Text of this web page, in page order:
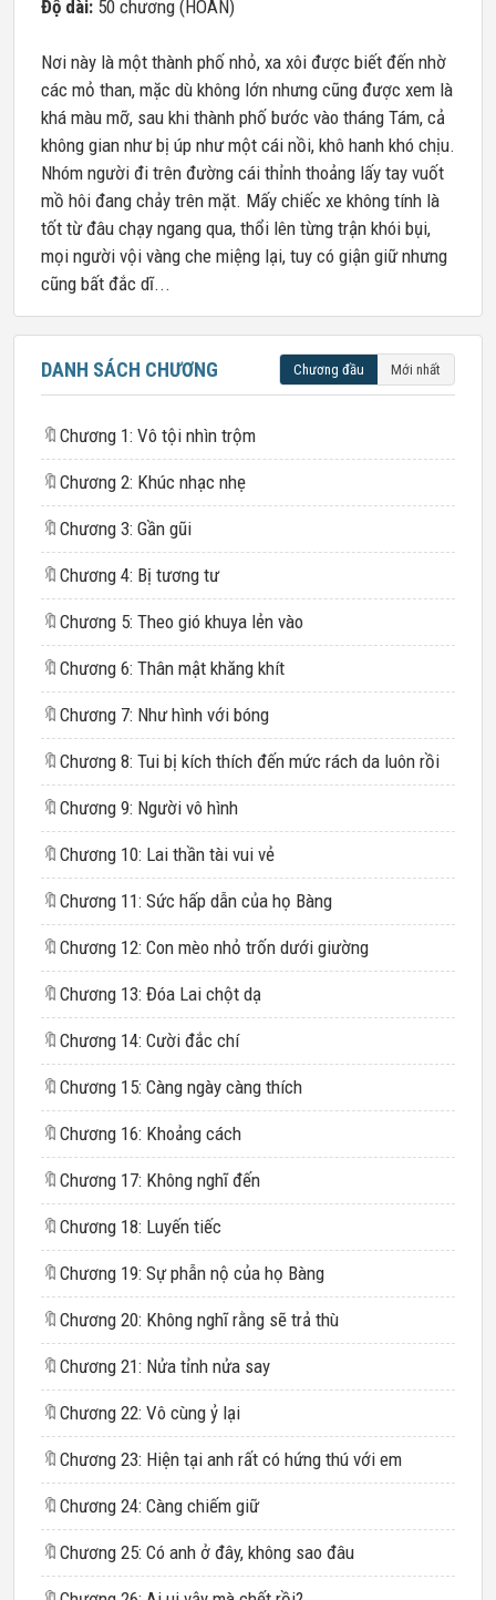
Độ dài: 50 chương (HOÀN)
Nơi này là một thành phố nhỏ, xa xôi được biết đến nhờ
các mỏ than, mặc dù không lớn nhưng cũng được xem là
khá màu mỡ, sau khi thành phố bước vào tháng Tám, cả
không gian như bị úp như một cái nồi, khô hanh khó chịu.
Nhóm người đi trên đường cái thỉnh thoảng lấy tay vuốt
mồ hôi đang chảy trên mặt. Mấy chiếc xe không tính là
tốt từ đâu chạy ngang qua, thổi lên từng trận khói bụi,
mọi người vội vàng che miệng lại, tuy có giận giữ nhưng
cũng bất đắc dĩ...
DANH SÁCH CHƯƠNG Chương đầu Mới nhất
🔖 Chương 1: Vô tội nhìn trộm
🔖 Chương 2: Khúc nhạc nhẹ
🔖 Chương 3: Gần gũi
🔖 Chương 4: Bị tương tư
🔖 Chương 5: Theo gió khuya lẻn vào
🔖 Chương 6: Thân mật khăng khít
🔖 Chương 7: Như hình với bóng
🔖 Chương 8: Tui bị kích thích đến mức rách da luôn rồi
🔖 Chương 9: Người vô hình
🔖 Chương 10: Lai thần tài vui vẻ
🔖 Chương 11: Sức hấp dẫn của họ Bàng
🔖 Chương 12: Con mèo nhỏ trốn dưới giường
🔖 Chương 13: Đóa Lai chột dạ
🔖 Chương 14: Cười đắc chí
🔖 Chương 15: Càng ngày càng thích
🔖 Chương 16: Khoảng cách
🔖 Chương 17: Không nghĩ đến
🔖 Chương 18: Luyến tiếc
🔖 Chương 19: Sự phẫn nộ của họ Bàng
🔖 Chương 20: Không nghĩ rằng sẽ trả thù
🔖 Chương 21: Nửa tỉnh nửa say
🔖 Chương 22: Vô cùng ỷ lại
🔖 Chương 23: Hiện tại anh rất có hứng thú với em
🔖 Chương 24: Càng chiếm giữ
🔖 Chương 25: Có anh ở đây, không sao đâu